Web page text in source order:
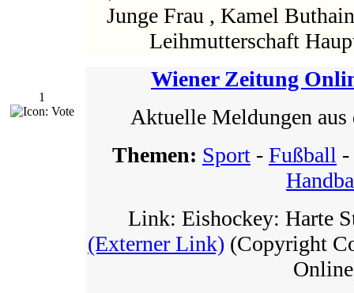
Junge Frau , Kamel
Leihmutterschaft
1
Wiener Zeitung
Aktuelle Meldungen
Themen: Sport - Fußball -
Link: Eishockey: Harte
(Externer Link) (Copyright